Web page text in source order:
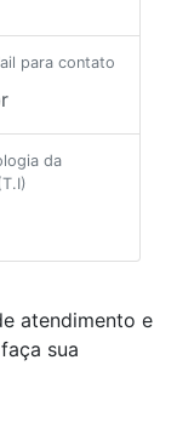
para contato
da
atendimento e
sua